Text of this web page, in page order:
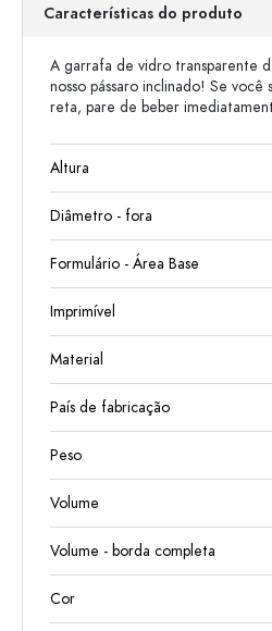
Características do produto
A garrafa de vidro transparente
nosso pássaro inclinado! Se
reta, pare de beber
Altura
Diâmetro - fora
Formulário - Área Base
Imprimível
Material
País de fabricação
Peso
Volume
Volume - borda completa
Cor